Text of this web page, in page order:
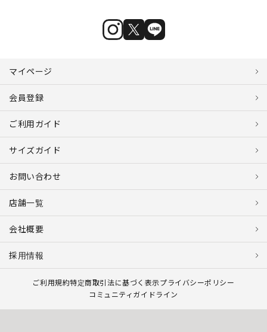
マイページ
会員登録
ご利用ガイド
サイズガイド
お問い合わせ
店舗一覧
会社概要
採用情報
ご利用規約特定商取引法に基づく表示プライバシーポリシー
コミュニティガイドライン